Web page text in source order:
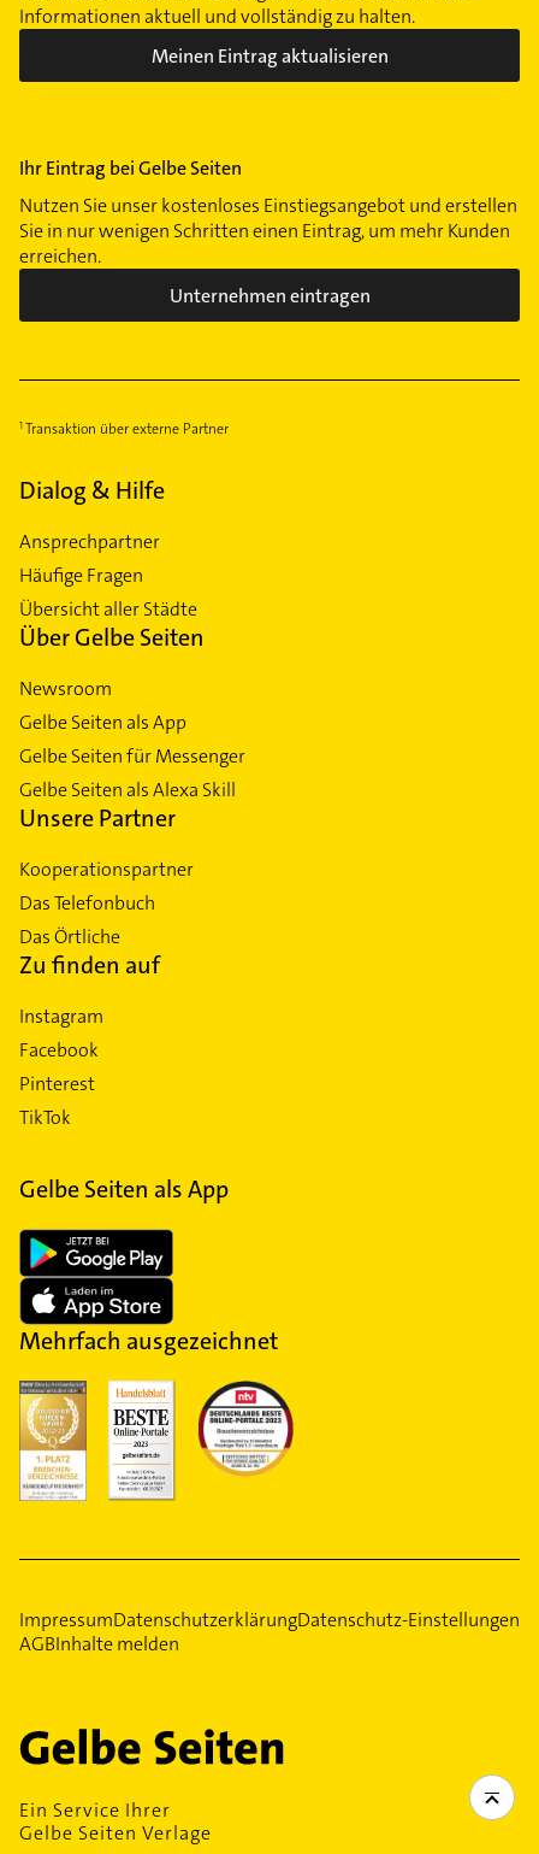
Informationen aktuell und vollständig zu halten.
Meinen Eintrag aktualisieren
Ihr Eintrag bei Gelbe Seiten
Nutzen Sie unser kostenloses Einstiegsangebot und erstellen
Sie in nur wenigen Schritten einen Eintrag, um mehr Kunden
erreichen.
Unternehmen eintragen
Transaktion über externe Partner
Dialog & Hilfe
Ansprechpartner
Häufige Fragen
Übersicht aller Städte
Über Gelbe Seiten
Newsroom
Gelbe Seiten als App
Gelbe Seiten für Messenger
Gelbe Seiten als Alexa Skill
Unsere Partner
Kooperationspartner
Das Telefonbuch
Das Örtliche
Zu finden auf
Instagram
Facebook
Pinterest
TikTok
Gelbe Seiten als App
Mehrfach ausgezeichnet
ImpressumDatenschutzerklärungDatenschutz-Einstellungen
AGBInhalte melden
Ein Service Ihrer
Gelbe Seiten Verlage